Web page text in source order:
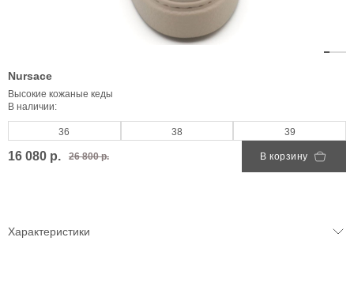
Nursace
Высокие кожаные кеды
В наличии:
36 38 39
16 080 р. 26 800 р. В корзину
Характеристики